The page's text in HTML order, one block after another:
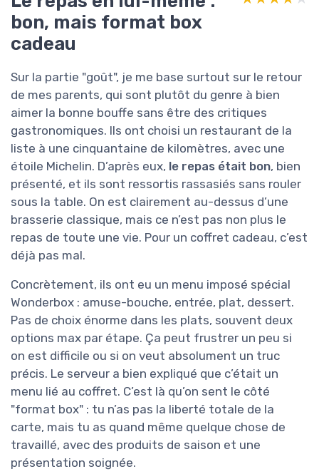
bon, mais format box
cadeau
Sur la partie "goût", je me base surtout sur le retour
de mes parents, qui sont plutôt du genre à bien
aimer la bonne bouffe sans être des critiques
gastronomiques. Ils ont choisi un restaurant de la
liste à une cinquantaine de kilomètres, avec une
étoile Michelin. D’après eux, le repas était bon, bien
présenté, et ils sont ressortis rassasiés sans rouler
sous la table. On est clairement au-dessus d’une
brasserie classique, mais ce n’est pas non plus le
repas de toute une vie. Pour un coffret cadeau, c’est
déjà pas mal.
Concrètement, ils ont eu un menu imposé spécial
Wonderbox : amuse-bouche, entrée, plat, dessert.
Pas de choix énorme dans les plats, souvent deux
options max par étape. Ça peut frustrer un peu si
on est difficile ou si on veut absolument un truc
précis. Le serveur a bien expliqué que c’était un
menu lié au coffret. C’est là qu’on sent le côté
"format box" : tu n’as pas la liberté totale de la
carte, mais tu as quand même quelque chose de
travaillé, avec des produits de saison et une
présentation soignée.